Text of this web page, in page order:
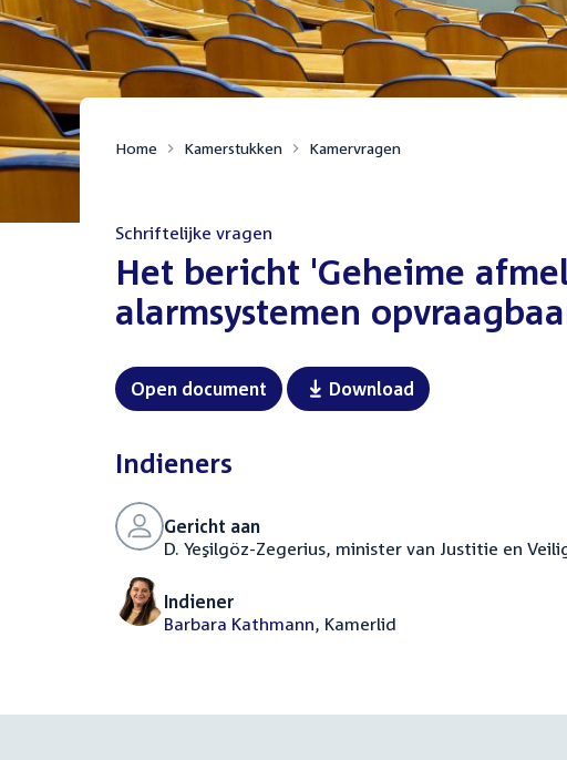
Home Kamerstukken Kamervragen
Schriftelijke vragen
:Het bericht 'Geheime
alarmsystemen
Open document Download
Indieners
Gericht aan
D. Yeşilgöz-Zegerius, minister van Justitie en
Indiener
Barbara Kathmann, Kamerlid